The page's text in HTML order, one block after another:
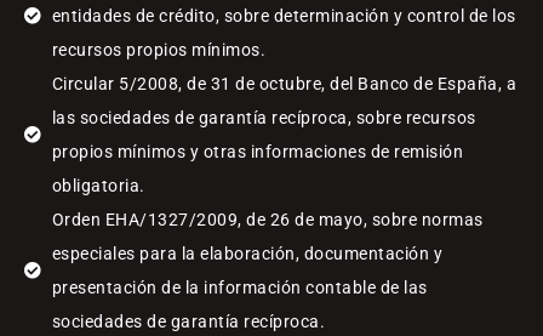
entidades de crédito, sobre determinación y control de los
recursos propios mínimos.
Circular 5/2008, de 31 de octubre, del Banco de España, a
las sociedades de garantía recíproca, sobre recursos
propios mínimos y otras informaciones de remisión
obligatoria.
Orden EHA/1327/2009, de 26 de mayo, sobre normas
especiales para la elaboración, documentación y
presentación de la información contable de las
sociedades de garantía recíproca.